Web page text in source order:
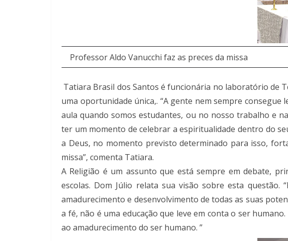
Professor Aldo Vanucchi faz as preces da missa
Tatiara Brasil dos Santos é funcionária no laboratório de
uma oportunidade única,. “A gente nem sempre
aula quando somos estudantes, ou no nosso trabalho e
ter um momento de celebrar a espiritualidade dentro do
a Deus, no momento previsto determinado para isso,
missa”, comenta Tatiara.
A Religião é um assunto que está sempre em debate,
escolas. Dom Júlio relata sua visão sobre esta questão.
amadurecimento e desenvolvimento de todas as suas
a fé, não é uma educação que leve em conta o ser
ao amadurecimento do ser humano. ”